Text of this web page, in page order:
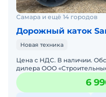
Самара и ещё 14 городов
Дорожный каток
Новая техника
Цена с НДС. В наличии.
дилера ООО
в лизинг. Гарантия 18
6